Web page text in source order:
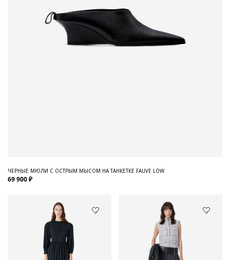
ЧЕРНЫЕ МЮЛИ С ОСТРЫМ МЫСОМ НА ТАНКЕТКЕ FAUVE LOW
69 900 ₽